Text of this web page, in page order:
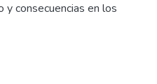
y consecuencias en los